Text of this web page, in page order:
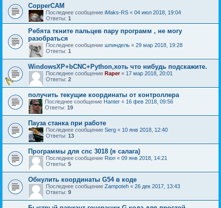
CopperCAM
Последнее сообщение iMaks-RS « 04 июл 2018, 19:04
Ответы: 1
Ребята ткните пальцев пару программ , не могу
разобраться
Последнее сообщение шпиндель « 29 мар 2018, 19:28
Ответы: 1
WindowsXP+bCNC+Python,хоть что нибудь подскажите.
Последнее сообщение Raper« 17 мар 2018, 20:01
Ответы: 2
получить текущие координаты от контроллера
Последнее сообщение Hanter « 16 фев 2018, 09:56
Ответы: 19
Пауза станка при работе
Последнее сообщение Serg « 10 янв 2018, 12:40
Ответы: 13
Программы для cnc 3018 (я салага)
Последнее сообщение Rion « 09 янв 2018, 14:21
Ответы: 5
Обнулить координаты G54 в коде
Последнее сообщение Zampoteh « 26 дек 2017, 13:43
Ответы: 9